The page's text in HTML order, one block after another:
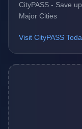
CityPASS - Save
Major Cities
Visit CityPASS